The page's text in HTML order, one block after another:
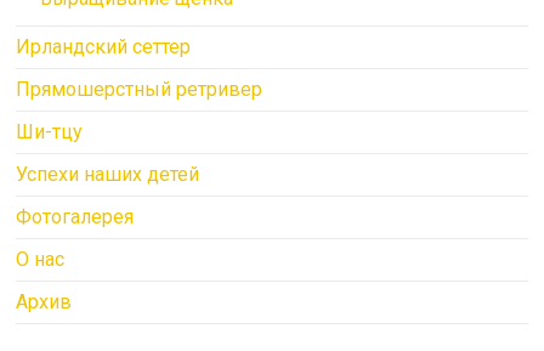
Ирландский сеттер
Прямошерстный ретривер
Ши-тцу
Успехи наших детей
Фотогалерея
О нас
Архив